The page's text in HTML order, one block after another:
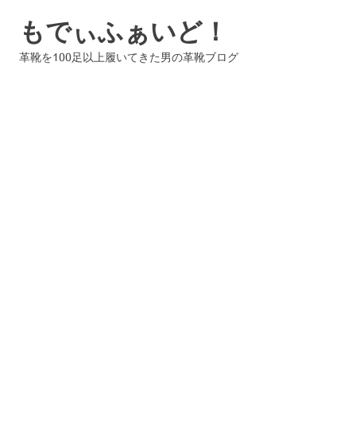
もでぃふぁいど！
革靴を100足以上履いてきた男の革靴ブログ